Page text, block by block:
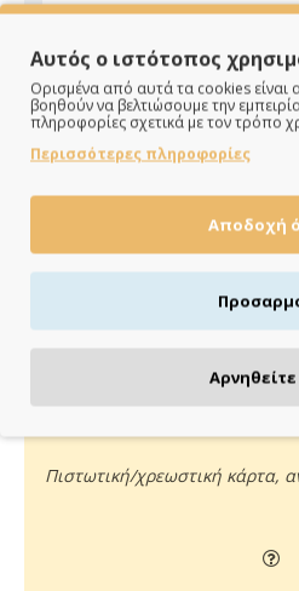
ΠΑΡΑΔΙΔΟΥΜΕ
Άμεση αποστολή της
ημέρες
Πιστωτική/χρεωστική κάρτα,
Αυτός ο ιστότοπος
Ορισμένα από αυτά τα cookies είναι
βοηθούν να βελτιώσουμε την
πληροφορίες σχετικά με τον τρόπο
Περισσότερες πληροφορίες
Αποδοχή